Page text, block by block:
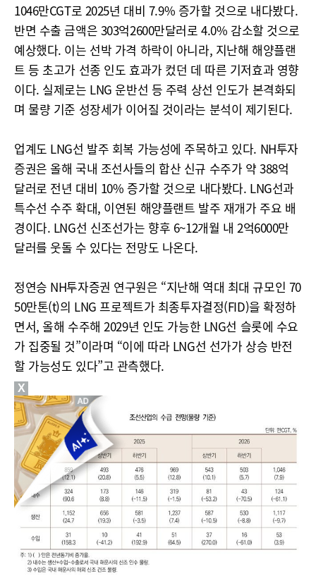
1046만CGT로 2025년 대비 7.9% 증가할 것으로 내다봤다.
반면 수출 금액은 303억2600만달러로 4.0% 감소할 것으로
예상했다. 이는 선박 가격 하락이 아니라, 지난해 해양플랜
트 등 초고가 선종 인도 효과가 컸던 데 따른 기저효과 영향
이다. 실제로는 LNG 운반선 등 주력 상선 인도가 본격화되
며 물량 기준 성장세가 이어질 것이라는 분석이 제기된다.
업계도 LNG선 발주 회복 가능성에 주목하고 있다. NH투자
증권은 올해 국내 조선사들의 합산 신규 수주가 약 388억
달러로 전년 대비 10% 증가할 것으로 내다봤다. LNG선과
특수선 수주 확대, 이연된 해양플랜트 발주 재개가 주요 배
경이다. LNG선 신조선가는 향후 6~12개월 내 2억6000만
달러를 웃돌 수 있다는 전망도 나온다.
정연승 NH투자증권 연구원은 “지난해 역대 최대 규모인 70
50만톤(t)의 LNG 프로젝트가 최종투자결정(FID)을 확정하
면서, 올해 수주해 2029년 인도 가능한 LNG선 슬롯에 수요
가 집중될 것”이라며 “이에 따라 LNG선 선가가 상승 반전
할 가능성도 있다”고 관측했다.
X